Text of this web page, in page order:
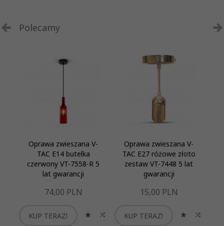
Polecamy
Oprawa zwieszana V-
TAC E14 butelka
czerwony VT-7558-R 5
lat gwarancji
74,00 PLN
KUP TERAZ!
Oprawa zwieszana V-
TAC E27 różowe złoto
zestaw VT-7448 5 lat
gwarancji
15,00 PLN
KUP TERAZ!